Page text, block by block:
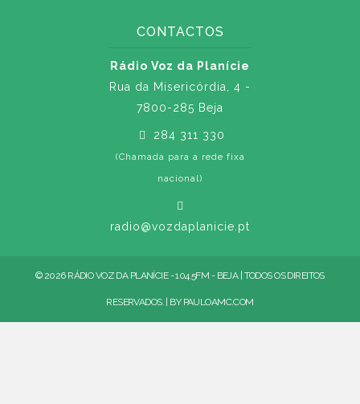
CONTACTOS
Rádio Voz da Planície
Rua da Misericórdia, 4 -
7800-285 Beja
284 311 330
(Chamada para a rede fixa
nacional)
radio@vozdaplanicie.pt
© 2026 RÁDIO VOZ DA PLANÍCIE - 104.5FM - BEJA | TODOS OS DIREITOS
RESERVADOS. | BY PAULOAMC.COM